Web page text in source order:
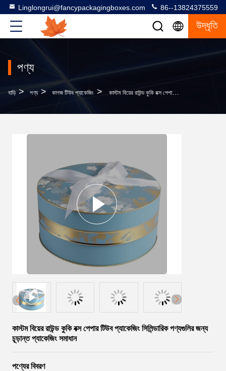
Linglongrui@fancypackagingboxes.com 86--13824375559
উদ্ধৃতি
পণ্য
বাড়ি > পণ্য > কাগজ টিউব প্যাকেজিং > কাস্টম বিয়ের রাউন্ড কুকি বক্স পেপার টিউব প্যাকেজিং সিলিন্ডারিক পণ্যগুলির জন্য চূড়ান্ত প্যাকেজিং সমাধান
কাস্টম বিয়ের রাউন্ড কুকি বক্স পেপার টিউব প্যাকেজিং সিলিন্ডারিক পণ্যগুলির জন্য
চূড়ান্ত প্যাকেজিং সমাধান
পণ্যের বিবরণ